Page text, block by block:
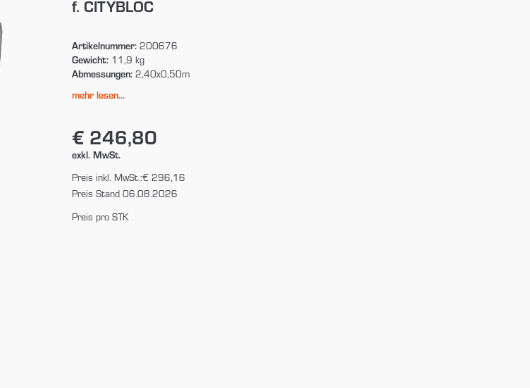
f. CITYBLOC
Artikelnummer:200676
Gewicht:11,9 kg
Abmessungen:2,40x0,50m
mehr lesen...
€ 246,80
exkl. MwSt.
Preis inkl. MwSt.:€ 296,16
Preis Stand 06.08.2026
Preis pro STK